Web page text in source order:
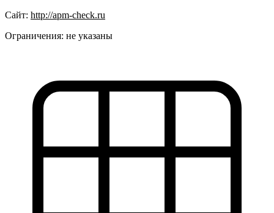
Сайт: http://apm-check.ru
Ограничения: не указаны